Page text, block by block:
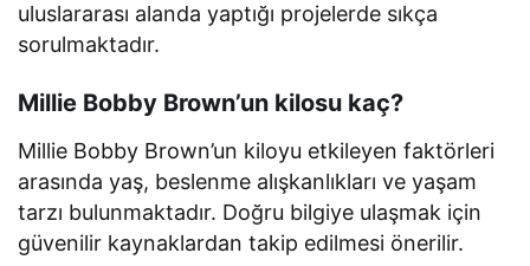
uluslararası alanda yaptığı projelerde sıkça
sorulmaktadır.
Millie Bobby Brown’un kilosu kaç?
Millie Bobby Brown’un kiloyu etkileyen faktörleri
arasında yaş, beslenme alışkanlıkları ve yaşam
tarzı bulunmaktadır. Doğru bilgiye ulaşmak için
güvenilir kaynaklardan takip edilmesi önerilir.